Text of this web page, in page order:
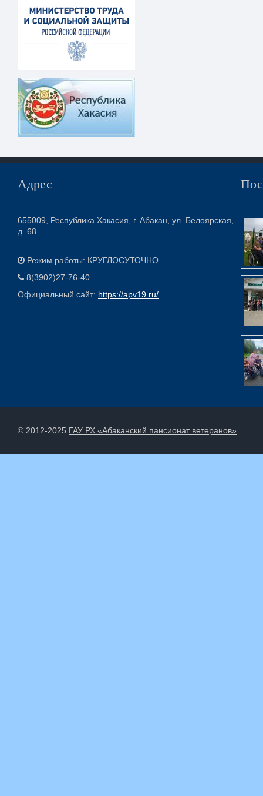
Адрес
655009, Республика Хакасия, г. Абакан, ул. Белоярская,
д. 68
Режим работы: КРУГЛОСУТОЧНО
8(3902)27-76-40
Официальный сайт: https://apv19.ru/
© 2012-2025 ГАУ РХ «Абаканский пансионат ветеранов»